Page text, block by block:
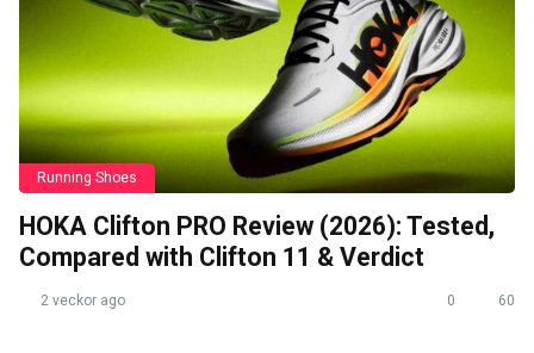
Running Shoes
HOKA Clifton PRO Review (2026): Tested,
Compared with Clifton 11 & Verdict
2 veckor ago 0 60